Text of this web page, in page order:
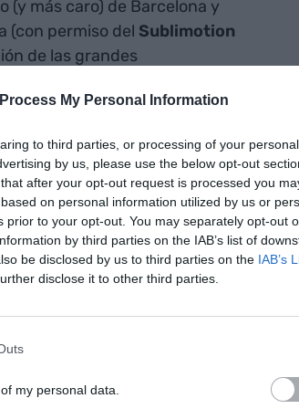
My Personal Information
to third parties, or processing of your
by us, please use the below opt-out
after your opt-out request is processed you
on personal information utilized by us or
prior to your opt-out. You may separately opt-out
by third parties on the IAB’s list of
be disclosed by us to third parties on the IAB’s
disclose it to other third parties.
my personal data.
(y más caro) de Barcelona y
(con permiso del Sublimotion
de las grandes
la técnica y la creatividad el
así? “Sí”, responden con
encaramarse,
el comensal más preparado.
en el plato, puede
accede desde una discreta
puede verse el frenético
). Aunque esto forma parte